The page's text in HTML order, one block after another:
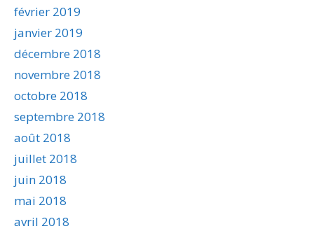
février 2019
janvier 2019
décembre 2018
novembre 2018
octobre 2018
septembre 2018
août 2018
juillet 2018
juin 2018
mai 2018
avril 2018